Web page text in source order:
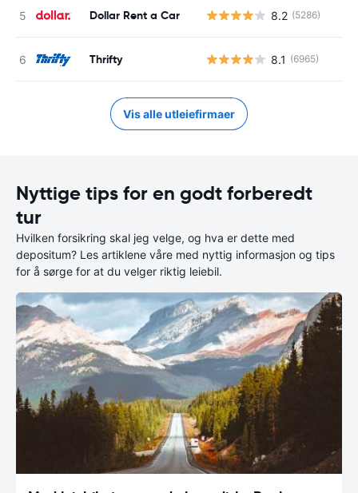
Dollar Rent a Car 8.2 (5286)
Thrifty 8.1 (6965)
Vis alle utleiefirmaer
Nyttige tips for en godt forberedt
tur
Hvilken forsikring skal jeg velge, og hva er dette med
depositum? Les artiklene våre med nyttig informasjon og tips
for å sørge for at du velger riktig leiebil.